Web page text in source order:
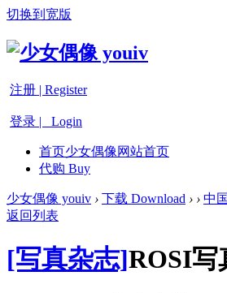
切换到宽版
注册 | Register
登录 | Login
首页少女偶像网站首页
代购 Buy
少女偶像 youiv › 下载 Download › › 中
返回列表
[写真杂志]ROSI写